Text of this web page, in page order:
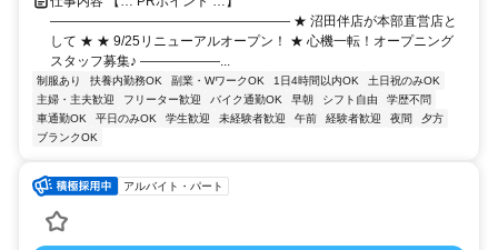
―――――――――――――――――― ★ 沼田伴店が本部直営店と
して ★ ★ 9/25リニューアルオープン！ ★ 心機一転！オープニング
スタッフ募集♪ ――――――...
制服あり 扶養内勤務OK 副業・WワークOK 1日4時間以内OK
土日祝のみOK
主婦・主夫歓迎
フリーター歓迎 バイク通勤OK 早朝 シフト自由
学歴不問
車通勤OK
平日のみOK 学生歓迎 未経験者歓迎 午前 経験者歓迎 夜間
夕方
ブランクOK
アルバイト・パート